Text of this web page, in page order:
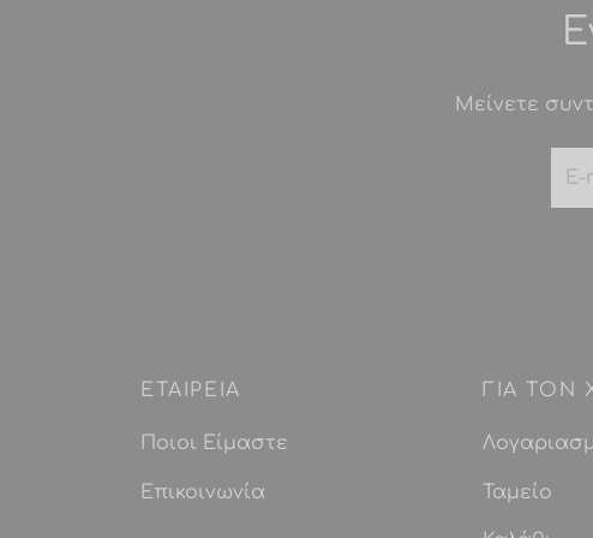
Μείνετε
ΕΤΑΙΡEIΑ
Ποιοι Είμαστε
Επικοινωνία
ΓΙΑ ΤΟΝ
Ταμείο